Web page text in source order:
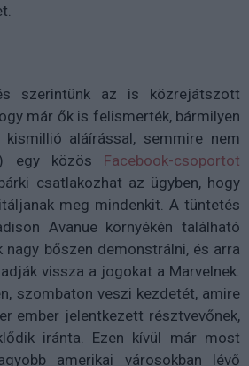
szerintünk az is közrejátszott
már ők is felismerték, bármilyen
aláírással, semmire nem
egy közös Facebook-csoportot
csatlakozhat az ügyben, hogy
meg mindenkit. A tüntetés
Avanue környékén található
bőszen demonstrálni, és arra
vissza a jogokat a Marvelnek.
szombaton veszi kezdetét, amire
ember jelentkezett résztvevőnek,
iránta. Ezen kívül már most
amerikai városokban lévő